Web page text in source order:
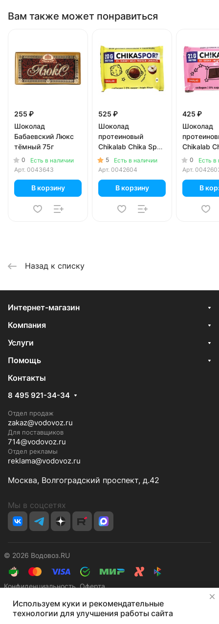
Вам также может понравиться
255 ₽
Шоколад
Бабаевский Люкс
тёмный 75г
0
Есть в наличии
Арт. 0043643
В корзину
525 ₽
Шоколад
протеиновый
Chikalab Chika Sport
молочный с
фундуком без
5
Есть в наличии
Арт. 0042604
В корзину
425 ₽
Шоколад
Chikalab
молочный
сахара
0
Есть в
Арт.
В
Назад к списку
Интернет-магазин
Компания
Услуги
Помощь
Контакты
8 495 921-34-34
Отдел продаж
zakaz@vodovoz.ru
Для поставщиков
714@vodovoz.ru
Отдел рекламы
reklama@vodovoz.ru
Москва, Волгоградский проспект, д.42
Мы в соцсетях
© 2026 Водовоз.RU
КонфиденциальностьОферта
Используем куки и рекомендательные
технологии для улучшения работы сайта